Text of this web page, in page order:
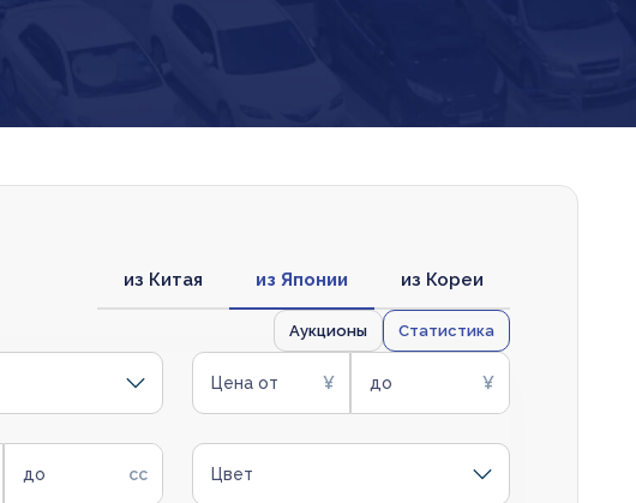
из Китая из Японии из Кореи
Аукционы Статистика
Цена от до
до Цвет